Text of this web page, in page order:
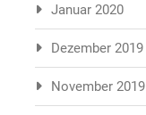
Januar 2020
Dezember 2019
November 2019